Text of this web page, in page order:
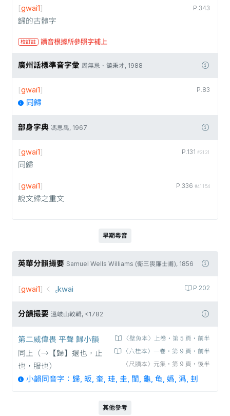
P.343
[gwai1]
歸的古體字
校訂註 讀音根據所參照字補上
廣州話標準音字彙 周無忌、饒秉才, 1988
P.83
[gwai1]
同歸
部身字典 馮思禹, 1967
P.131 #2121
[gwai1]
同歸
P.336 #41154
[gwai1]
說文歸之重文
早期粵音
英華分韻撮要 Samuel Wells Williams (衛三畏廉士甫), 1856
P.202
[gwai1] ꜀kwai
分韻撮要 溫岐山較輯, <1782
〈壁魚本〉上卷‧第 5 頁‧前半
〈六桂本〉一卷‧第 9 頁‧前半
〈尺牘本〉元集‧第 9 頁‧後半
第二威偉畏 平聲 歸小韻
同上（→【歸】還也，止
也，服也）
小韻同音字：歸, 皈, 奎, 珪, 圭, 閨, 龜, 龟, 嬀, 潙, 刲
其他參考